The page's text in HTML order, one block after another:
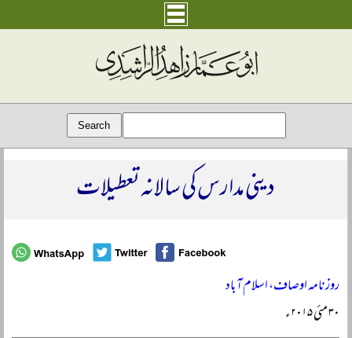
دینی مدارس کی سالانہ تعطیلات
روزنامہ اوصاف، اسلام آباد
۳۰ مئی ۲۰۱۵ء